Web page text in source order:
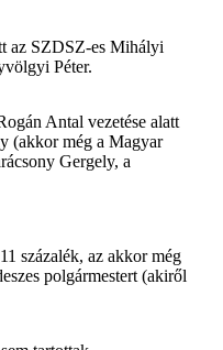
az SZDSZ-es Mihályi
Péter.
Antal vezetése alatt
(akkor még a Magyar
Gergely, a
százalék, az akkor még
polgármestert (akiről